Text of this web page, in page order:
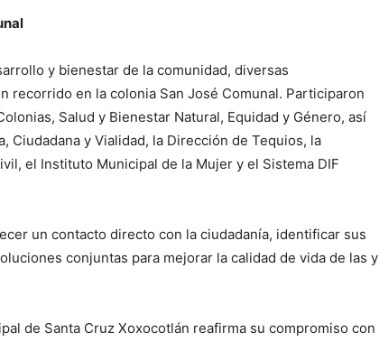
y bienestar de la comunidad, diversas
recorrido en la colonia San José Comunal. Participaron
Salud y Bienestar Natural, Equidad y Género, así
Ciudadana y Vialidad, la Dirección de Tequios, la
el Instituto Municipal de la Mujer y el Sistema DIF
un contacto directo con la ciudadanía, identificar sus
conjuntas para mejorar la calidad de vida de las y
de Santa Cruz Xoxocotlán reafirma su compromiso con